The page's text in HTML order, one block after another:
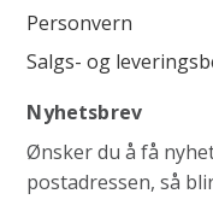
Personvern
Salgs- og
Nyhetsbrev
Ønsker du å få
postadressen, så